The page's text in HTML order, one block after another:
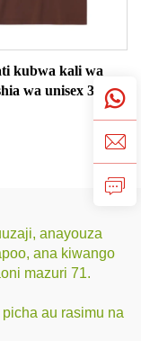
kubwa kali wa
wa unisex 350G
anayouza
ana kiwango
mazuri 71.
au rasimu na